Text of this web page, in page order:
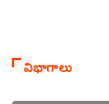
విభాగాలు